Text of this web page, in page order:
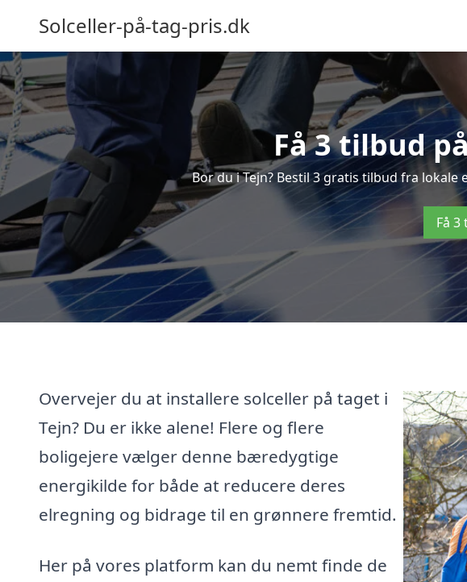
Solceller-på-tag-pris.dk
Få 3 tilbud
Bor du i Tejn? Bestil 3 gratis tilbud fra
Få
Overvejer du at installere solceller på taget i
Tejn? Du er ikke alene! Flere og flere
boligejere vælger denne bæredygtige
energikilde for både at reducere deres
elregning og bidrage til en grønnere fremtid.
Her på vores platform kan du nemt finde de